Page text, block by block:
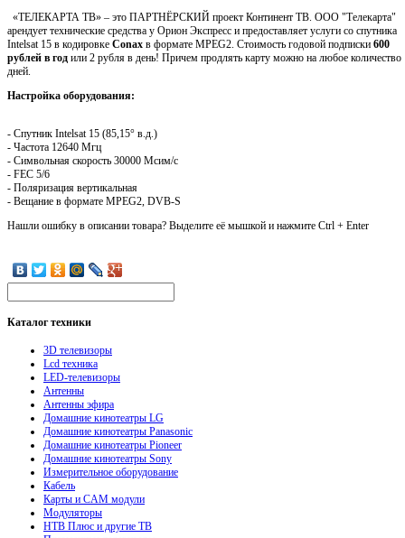
«ТЕЛЕКАРТА ТВ» – это ПАРТНЁРСКИЙ проект Континент ТВ. ООО "Телекарта"
арендует технические средства у Орион Экспресс и предоставляет услуги со спутника
Intelsat 15 в кодировке Conax в формате MPEG2. Стоимость годовой подписки 600
рублей в год или 2 рубля в день! Причем продлять карту можно на любое количество
дней.
Настройка оборудования:
- Спутник Intelsat 15 (85,15° в.д.)
- Частота 12640 Мгц
- Символьная скорость 30000 Мсим/с
- FEC 5/6
- Поляризация вертикальная
- Вещание в формате MPEG2, DVB-S
Нашли ошибку в описании товара? Выделите её мышкой и нажмите Ctrl + Enter
Каталогтехники
3D телевизоры
Lcd техника
LED-телевизоры
Антенны
Антенны эфира
Домашние кинотеатры LG
Домашние кинотеатры Panasonic
Домашние кинотеатры Pioneer
Домашние кинотеатры Sony
Измерительное оборудование
Кабель
Карты и CAM модули
Модуляторы
НТВ Плюс и другие ТВ